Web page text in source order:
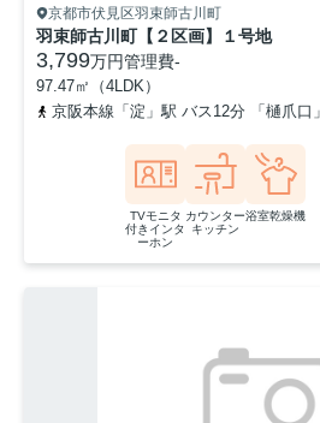
京都市伏見区羽束師古川町
羽束師古川町【２区画】１号地
3,799万円管理費-
97.47㎡（4LDK）
京阪本線「淀」駅 バス12分 「樋爪口
TVモニタ
付きインタ
ーホン
カウンター
キッチン
浴室乾燥機